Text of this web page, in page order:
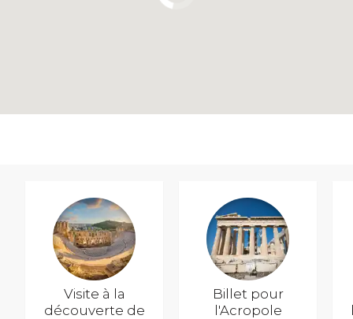
Visite à la
découverte de
Billet pour
l'Acropole